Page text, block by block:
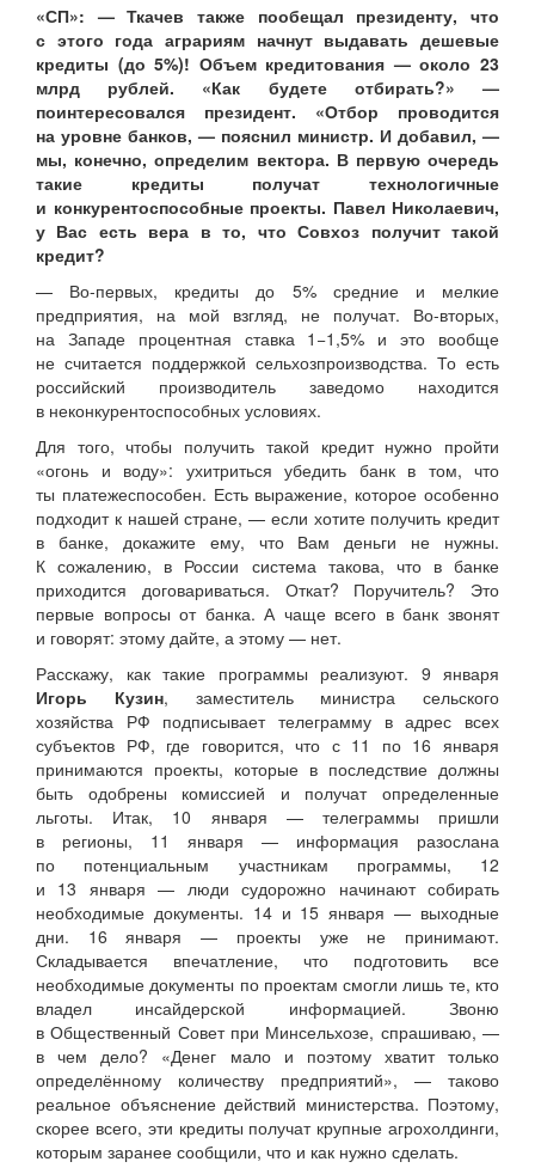
«СП»: — Ткачев также пообещал президенту, что
с этого года аграриям начнут выдавать дешевые
кредиты (до 5%)! Объем кредитования — около 23
млрд рублей. «Как будете отбирать?» —
поинтересовался президент. «Отбор проводится
на уровне банков, — пояснил министр. И добавил, —
мы, конечно, определим вектора. В первую очередь
такие кредиты получат технологичные
и конкурентоспособные проекты. Павел Николаевич,
у Вас есть вера в то, что Совхоз получит такой
кредит?
— Во-первых, кредиты до 5% средние и мелкие
предприятия, на мой взгляд, не получат. Во-вторых,
на Западе процентная ставка 1−1,5% и это вообще
не считается поддержкой сельхозпроизводства. То есть
российский производитель заведомо находится
в неконкурентоспособных условиях.
Для того, чтобы получить такой кредит нужно пройти
«огонь и воду»: ухитриться убедить банк в том, что
ты платежеспособен. Есть выражение, которое особенно
подходит к нашей стране, — если хотите получить кредит
в банке, докажите ему, что Вам деньги не нужны.
К сожалению, в России система такова, что в банке
приходится договариваться. Откат? Поручитель? Это
первые вопросы от банка. А чаще всего в банк звонят
и говорят: этому дайте, а этому — нет.
Расскажу, как такие программы реализуют. 9 января
Игорь Кузин, заместитель министра сельского
хозяйства РФ подписывает телеграмму в адрес всех
субъектов РФ, где говорится, что с 11 по 16 января
принимаются проекты, которые в последствие должны
быть одобрены комиссией и получат определенные
льготы. Итак, 10 января — телеграммы пришли
в регионы, 11 января — информация разослана
по потенциальным участникам программы, 12
и 13 января — люди судорожно начинают собирать
необходимые документы. 14 и 15 января — выходные
дни. 16 января — проекты уже не принимают.
Складывается впечатление, что подготовить все
необходимые документы по проектам смогли лишь те, кто
владел инсайдерской информацией. Звоню
в Общественный Совет при Минсельхозе, спрашиваю, —
в чем дело? «Денег мало и поэтому хватит только
определённому количеству предприятий», — таково
реальное объяснение действий министерства. Поэтому,
скорее всего, эти кредиты получат крупные агрохолдинги,
которым заранее сообщили, что и как нужно сделать.